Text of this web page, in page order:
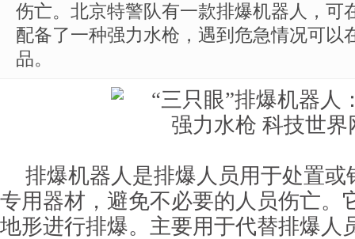
伤亡。北京特警队有一款排爆机器人，可
配备了一种强力水枪，遇到危急情况可以
品。
排爆机器人是排爆人员用于处置或
专用器材，避免不必要的人员伤亡。
地形进行排爆。主要用于代替排爆人